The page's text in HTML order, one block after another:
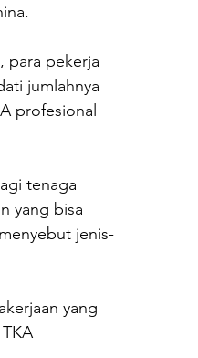
para pekerja
jumlahnya
profesional
tenaga
yang bisa
jenis-
yang